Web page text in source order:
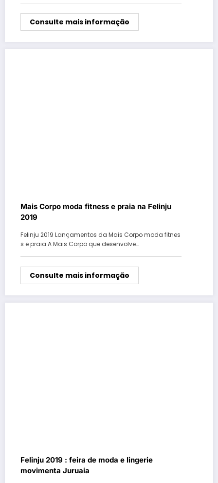
Consulte mais informação
Mais Corpo moda fitness e praia na Felinju
2019
Felinju 2019 Lançamentos da Mais Corpo moda fitnes
s e praia A Mais Corpo que desenvolve…
Consulte mais informação
Felinju 2019 : feira de moda e lingerie
movimenta Juruaia